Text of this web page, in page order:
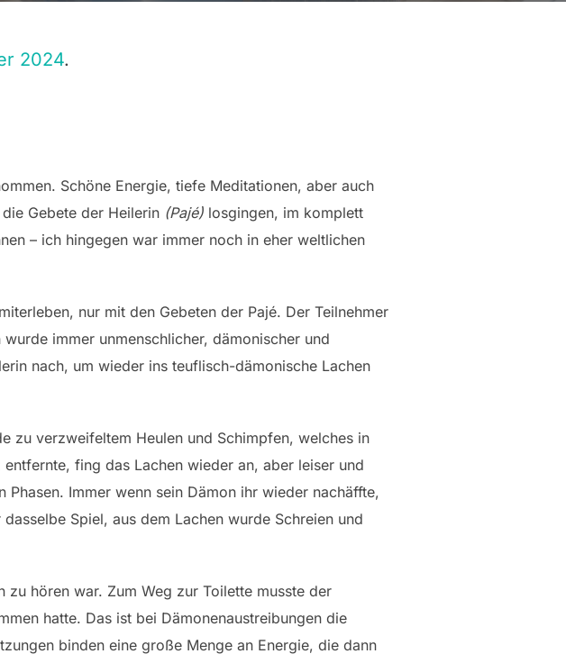
2024.
Schöne Energie, tiefe Meditationen, aber auch
Gebete der Heilerin (Pajé) losgingen, im komplett
– ich hingegen war immer noch in eher weltlichen
nur mit den Gebeten der Pajé. Der Teilnehmer
immer unmenschlicher, dämonischer und
nach, um wieder ins teuflisch-dämonische Lachen
zu verzweifeltem Heulen und Schimpfen, welches in
fing das Lachen wieder an, aber leiser und
Immer wenn sein Dämon ihr wieder nachäffte,
Spiel, aus dem Lachen wurde Schreien und
hören war. Zum Weg zur Toilette musste der
hatte. Das ist bei Dämonenaustreibungen die
binden eine große Menge an Energie, die dann